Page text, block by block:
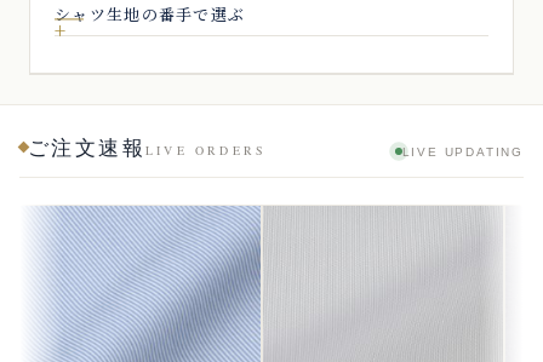
シャツ生地の番手で選ぶ
ご注文速報 LIVE ORDERS LIVE UPDATING